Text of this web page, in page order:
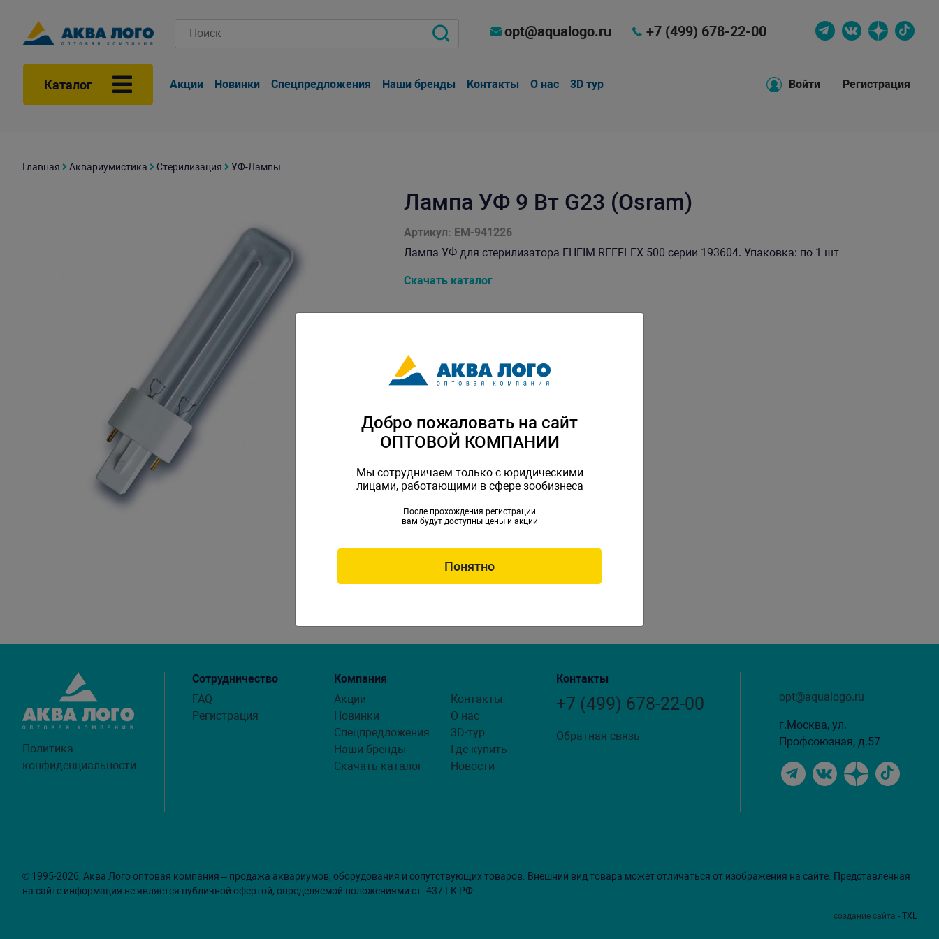
opt@aqualogo.ru +7 (499) 678-22-00
Каталог Акции Новинки Спецпредложения Наши бренды Контакты О нас 3D тур Войти Регистрация
Главная Аквариумистика Стерилизация УФ-Лампы
Лампа УФ 9 Вт G23 (Osram)
Артикул: EM-941226
Лампа УФ для стерилизатора EHEIM REEFLEX 500 серии 193604. Упаковка: по 1 шт
Скачать каталог
Политика
конфиденциальности
Сотрудничество
FAQ
Регистрация
Компания
Акции
Новинки
Спецпредложения
Наши бренды
Скачать каталог
Контакты
О нас
3D-тур
Где купить
Новости
Контакты
+7 (499) 678-22-00
Обратная связь
opt@aqualogo.ru
г.Москва, ул.
Профсоюзная, д.57
© 1995-2026, Аква Лого оптовая компания – продажа аквариумов, оборудования и сопутствующих товаров. Внешний вид товара может отличаться от изображения на сайте. Представленная
на сайте информация не является публичной офертой, определяемой положениями ст. 437 ГК РФ
создание сайта - TXL
Добро пожаловать на сайт
ОПТОВОЙ КОМПАНИИ
Мы сотрудничаем только с юридическими
лицами, работающими в сфере зообизнеса
После прохождения регистрации
вам будут доступны цены и акции
Понятно